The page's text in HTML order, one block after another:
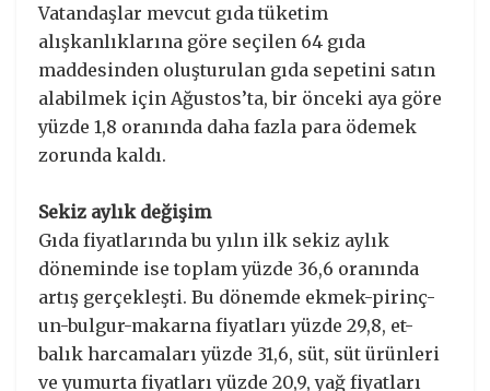
Vatandaşlar mevcut gıda tüketim
alışkanlıklarına göre seçilen 64 gıda
maddesinden oluşturulan gıda sepetini satın
alabilmek için Ağustos’ta, bir önceki aya göre
yüzde 1,8 oranında daha fazla para ödemek
zorunda kaldı.
Sekiz aylık değişim
Gıda fiyatlarında bu yılın ilk sekiz aylık
döneminde ise toplam yüzde 36,6 oranında
artış gerçekleşti. Bu dönemde ekmek-pirinç-
un-bulgur-makarna fiyatları yüzde 29,8, et-
balık harcamaları yüzde 31,6, süt, süt ürünleri
ve yumurta fiyatları yüzde 20,9, yağ fiyatları